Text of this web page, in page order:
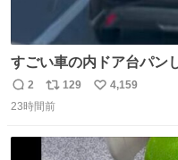
すごい車の内ドア台パン
ｗｗｗｗｗｗ
返
信
2
リ
ポ
ト
129
い
数
4,159
23時間前